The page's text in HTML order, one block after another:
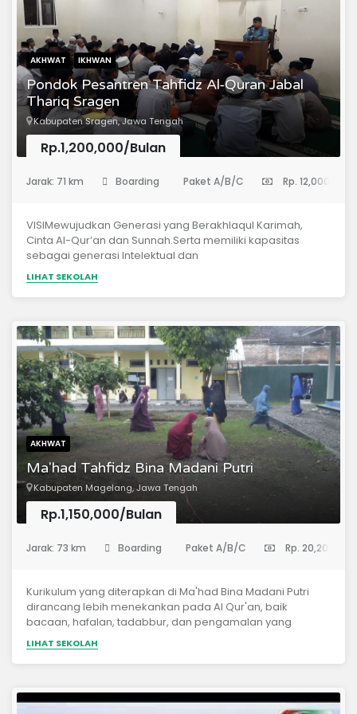
AKHWAT IKHWAN
Pondok Pesantren Tahfidz Al-Quran Jabal
Thariq Sragen
Kabupaten Sragen, Jawa Tengah
Rp.1,200,000/Bulan
Jarak: 71 km Boarding Paket A/B/C Rp. 12,000,000
VISIMewujudkan Generasi yang Berakhlaqul Karimah,
Cinta Al-Qur’an dan Sunnah.Serta memiliki kapasitas
sebagai generasi Intelektual dan
Cendikiawan.MISIMenyelenggarakan Program Tahfidz Al-
Qur’an dan Tajwid Al Qur’an,serta pendalaman
Tafsir.Menyelenggarakan Pendidikan Bahasa Arab dan
yang diterapkan oleh kurikulum Arab Saudi.Tiap akhir
semester menyelengarakan dauroh pendalaman Kitab –
kitab Hadist.Menyelengarakan Pendidikan bahasa Inggris
dan jurusan IPA untuk jenjang SMA.TUJUANPondok
Pesantren Tahfidz Al-Quran Jabal Thariq Al Islamy
bertujuan :Membekali dan Memfasilitasi Santri dari seluruh
lapisan Masyarakat agar mengenal Ajaran Islam,
menghafal Al-Qur’an dan mengamalkan ajaran Islam
dalam kehidupan sehari-hari.
LIHAT SEKOLAH
AKHWAT
Ma'had Tahfidz Bina Madani Putri
Kabupaten Magelang, Jawa Tengah
Rp.1,150,000/Bulan
Jarak: 73 km Boarding Paket A/B/C Rp. 20,200,000
Kurikulum yang diterapkan di Ma'had Bina Madani Putri
dirancang lebih menekankan pada Al Qur'an, baik
bacaan, hafalan, tadabbur, dan pengamalan yang
ditunjang dengan Bahasa Arab dan 'Ulumu Ad Diniyyah,
serta dibekali dengan ilmu umum.
LIHAT SEKOLAH